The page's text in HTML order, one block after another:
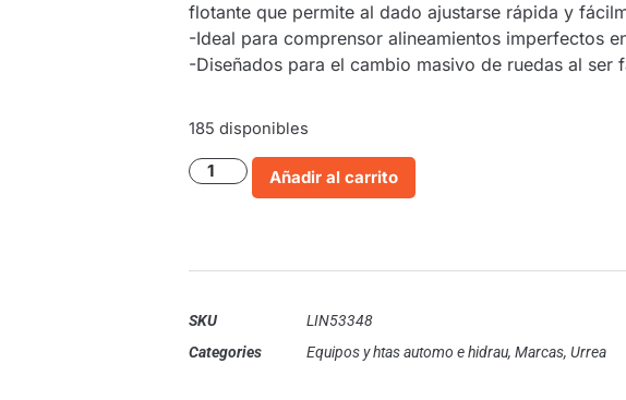
flotante que permite al dado ajustarse rápida y
-Ideal para comprensor alineamientos imperfectos
-Diseñados para el cambio masivo de ruedas al ser
185 disponibles
Añadir al carrito
SKU
LIN53348
Categories
Equipos y htas automo e hidrau, Marcas, Urrea